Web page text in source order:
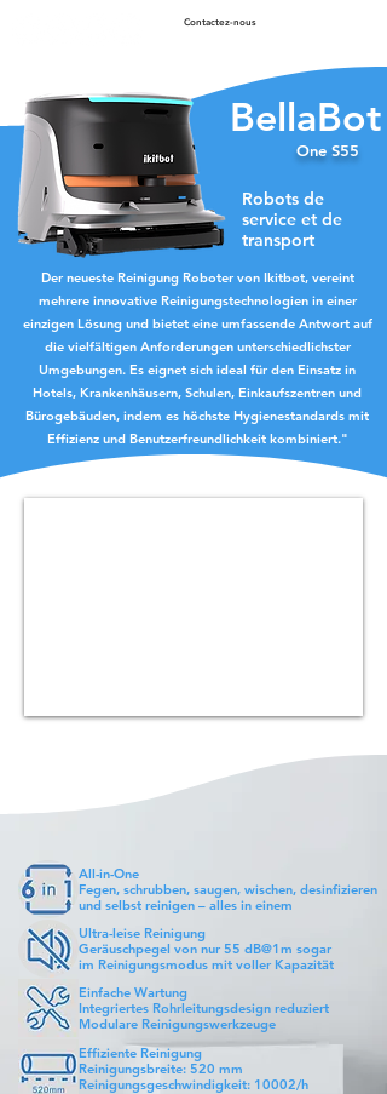
Contactez-nous
BellaBot
One S55
Robots de
service et de
transport
Der neueste Reinigung Roboter von Ikitbot, vereint
mehrere innovative Reinigungstechnologien in einer
einzigen Lösung und bietet eine umfassende Antwort auf
die vielfältigen Anforderungen unterschiedlichster
Umgebungen. Es eignet sich ideal für den Einsatz in
Hotels, Krankenhäusern, Schulen, Einkaufszentren und
Bürogebäuden, indem es höchste Hygienestandards mit
Effizienz und Benutzerfreundlichkeit kombiniert."
All-in-One
Fegen, schrubben, saugen, wischen, desinfizieren
und selbst reinigen – alles in einem
Ultra-leise Reinigung
Geräuschpegel von nur 55 dB@1m sogar
im Reinigungsmodus mit voller Kapazität
Einfache Wartung
Integriertes Rohrleitungsdesign reduziert
Modulare Reinigungswerkzeuge
Effiziente Reinigung
Reinigungsbreite: 520 mm
Reinigungsgeschwindigkeit: 10002/h